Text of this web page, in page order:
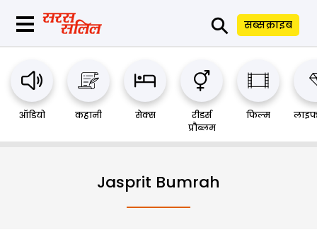
⚲ सब्सक्राइब
ऑडियो कहानी सेक्स
रीडर्स
प्रौब्लम
फिल्म
Jasprit Bumrah